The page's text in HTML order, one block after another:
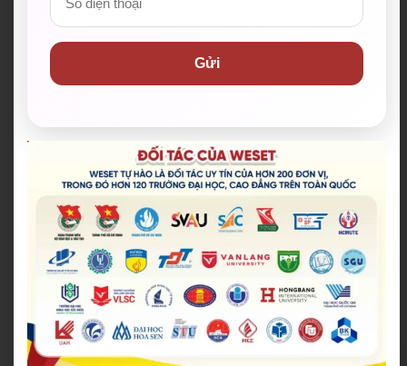
Khóa TOEIC giải đề
Khóa học Writing & Spea
king
PTE theo lộ trình 80+
Khung năng lực ngo
ại ngữ 6 bậc
Câu lạc bộ nói tiếng Anh
miễn phí
Thông tin liên hệ WESET
Gửi